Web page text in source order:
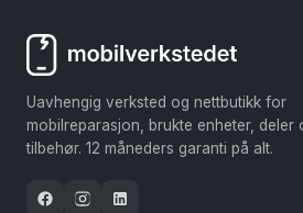
Uavhengig verksted og nettbutikk for
mobilreparasjon, brukte enheter, deler
tilbehør. 12 måneders garanti på alt.